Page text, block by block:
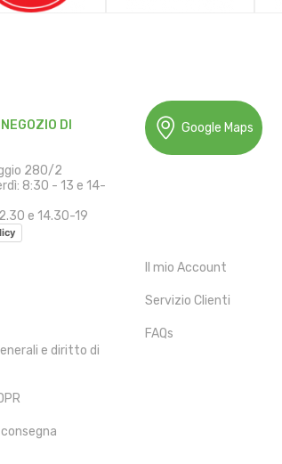
DI
280/2
8:30 - 13 e 14-
e 14.30-19
e diritto di
Google Maps
Il mio Account
Servizio Clienti
FAQs